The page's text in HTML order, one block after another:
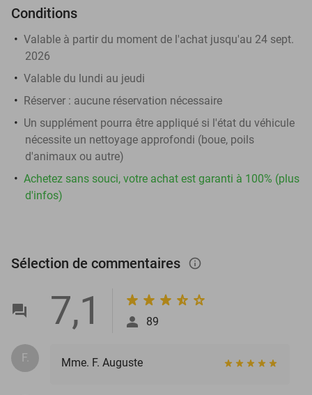
Conditions
Valable à partir du moment de l'achat jusqu'au 24 sept.
2026
Valable du lundi au jeudi
Réserver : aucune réservation nécessaire
Un supplément pourra être appliqué si l'état du véhicule
nécessite un nettoyage approfondi (boue, poils
d'animaux ou autre)
Achetez sans souci, votre achat est garanti à 100% (plus
d'infos)
Sélection de commentaires info_outlined
7,1 89
F. Mme. F. Auguste